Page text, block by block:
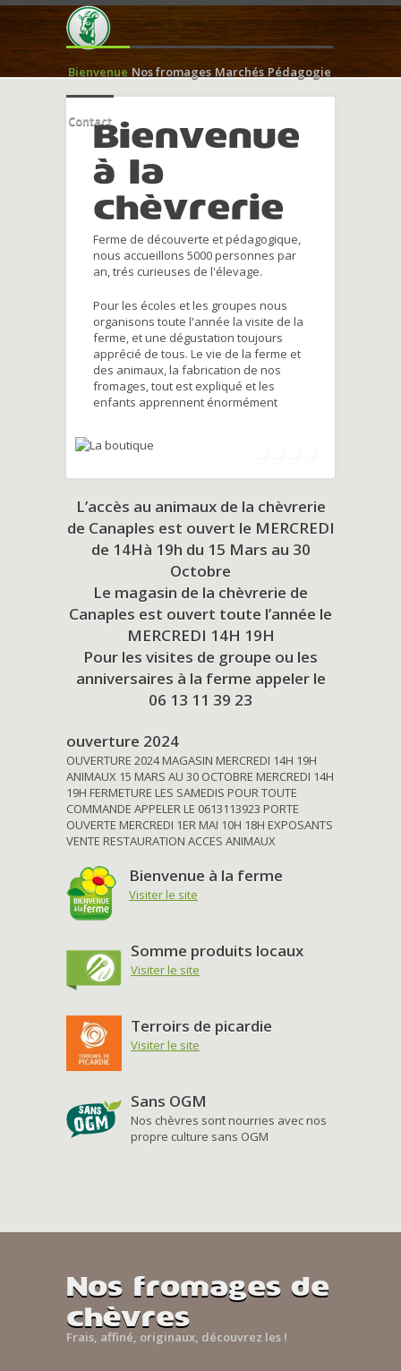
Bienvenue Nos fromages Marchés Pédagogie
ContactBienvenue
à la
chèvrerie
Ferme de découverte et pédagogique,
nous accueillons 5000 personnes par
an, trés curieuses de l'élevage.
Pour les écoles et les groupes nous
organisons toute l'année la visite de la
ferme, et une dégustation toujours
apprécié de tous. Le vie de la ferme et
des animaux, la fabrication de nos
fromages, tout est expliqué et les
enfants apprennent énormément
L’accès au animaux de la chèvrerie
de Canaples est ouvert le MERCREDI
de 14Hà 19h du 15 Mars au 30
Octobre
Le magasin de la chèvrerie de
Canaples est ouvert toute l’année le
MERCREDI 14H 19H
Pour les visites de groupe ou les
anniversaires à la ferme appeler le
06 13 11 39 23
ouverture 2024
OUVERTURE 2024 MAGASIN MERCREDI 14H 19H
ANIMAUX 15 MARS AU 30 OCTOBRE MERCREDI 14H
19H FERMETURE LES SAMEDIS POUR TOUTE
COMMANDE APPELER LE 0613113923 PORTE
OUVERTE MERCREDI 1ER MAI 10H 18H EXPOSANTS
VENTE RESTAURATION ACCES ANIMAUX
Bienvenue à la ferme
Visiter le site
Somme produits locaux
Visiter le site
Terroirs de picardie
Visiter le site
Sans OGM
Nos chèvres sont nourries avec nos
propre culture sans OGM
Nos fromages de
chèvres
Frais, affiné, originaux, découvrez les !